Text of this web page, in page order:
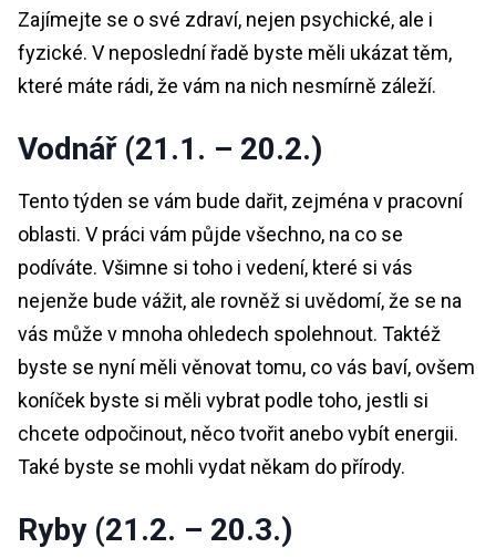
Zajímejte se o své zdraví, nejen psychické, ale i
fyzické. V neposlední řadě byste měli ukázat těm,
které máte rádi, že vám na nich nesmírně záleží.
Vodnář (21.1. – 20.2.)
Tento týden se vám bude dařit, zejména v pracovní
oblasti. V práci vám půjde všechno, na co se
podíváte. Všimne si toho i vedení, které si vás
nejenže bude vážit, ale rovněž si uvědomí, že se na
vás může v mnoha ohledech spolehnout. Taktéž
byste se nyní měli věnovat tomu, co vás baví, ovšem
koníček byste si měli vybrat podle toho, jestli si
chcete odpočinout, něco tvořit anebo vybít energii.
Také byste se mohli vydat někam do přírody.
Ryby (21.2. – 20.3.)